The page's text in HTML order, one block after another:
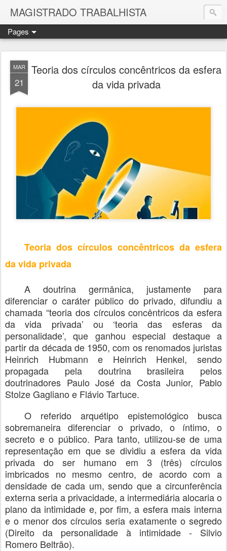
MAGISTRADO TRABALHISTA
Pages
MAR
21
Teoria dos círculos concêntricos da esfera
da vida privada
Teoria dos círculos concêntricos da esfera
da vida privada
A doutrina germânica, justamente para
diferenciar o caráter público do privado, difundiu a
chamada “teoria dos círculos concêntricos da esfera
da vida privada’ ou ‘teoria das esferas da
personalidade’, que ganhou especial destaque a
partir da década de 1950, com os renomados juristas
Heinrich Hubmann e Heinrich Henkel, sendo
propagada pela doutrina brasileira pelos
doutrinadores Paulo José da Costa Junior, Pablo
Stolze Gagliano e Flávio Tartuce.
O referido arquétipo epistemológico busca
sobremaneira diferenciar o privado, o íntimo, o
secreto e o público. Para tanto, utilizou-se de uma
representação em que se dividiu a esfera da vida
privada do ser humano em 3 (três) círculos
imbricados no mesmo centro, de acordo com a
densidade de cada um, sendo que a circunferência
externa seria a privacidade, a intermediária alocaria o
plano da intimidade e, por fim, a esfera mais interna
e o menor dos círculos seria exatamente o segredo
(Direito da personalidade à intimidade - Silvio
Romero Beltrão).